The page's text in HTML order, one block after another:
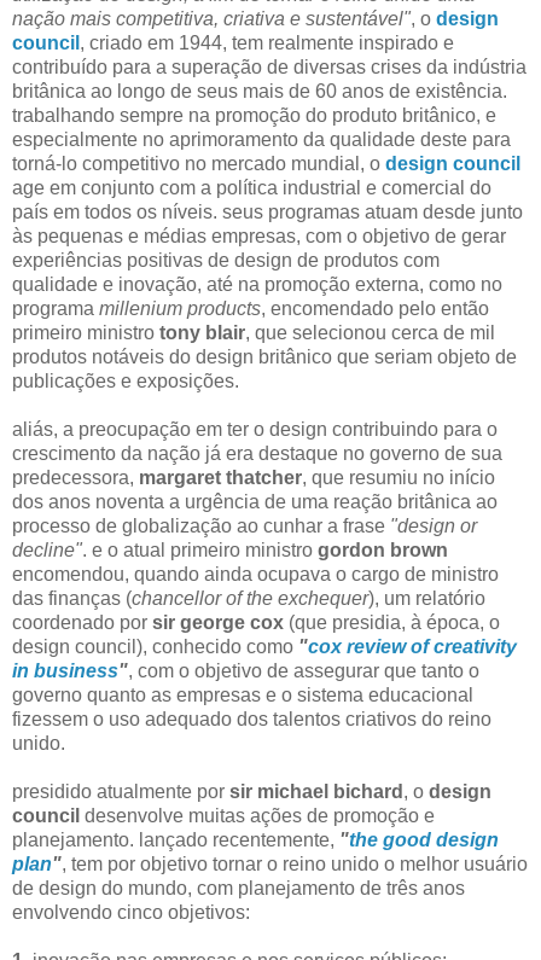
nação mais competitiva, criativa e sustentável", o design
council , criado em 1944, tem realmente inspirado e
contribuído para a superação de diversas crises da indústria
britânica ao longo de seus mais de 60 anos de existência.
trabalhando sempre na promoção do produto britânico, e
especialmente no aprimoramento da qualidade deste para
torná-lo competitivo no mercado mundial, o design council
age em conjunto com a política industrial e comercial do
país em todos os níveis. seus programas atuam desde junto
às pequenas e médias empresas, com o objetivo de gerar
experiências positivas de design de produtos com
qualidade e inovação, até na promoção externa, como no
programa millenium products, encomendado pelo então
primeiro ministro tony blair, que selecionou cerca de mil
produtos notáveis do design britânico que seriam objeto de
publicações e exposições.
aliás, a preocupação em ter o design contribuindo para o
crescimento da nação já era destaque no governo de sua
predecessora, margaret thatcher, que resumiu no início
dos anos noventa a urgência de uma reação britânica ao
processo de globalização ao cunhar a frase "design or
decline". e o atual primeiro ministro gordon brown
encomendou, quando ainda ocupava o cargo de ministro
das finanças (chancellor of the exchequer), um relatório
coordenado por sir george cox (que presidia, à época, o
design council), conhecido como "cox review of creativity
in business", com o objetivo de assegurar que tanto o
governo quanto as empresas e o sistema educacional
fizessem o uso adequado dos talentos criativos do reino
unido.
presidido atualmente por sir michael bichard , o design
council desenvolve muitas ações de promoção e
planejamento. lançado recentemente, "the good design
plan", tem por objetivo tornar o reino unido o melhor usuário
de design do mundo, com planejamento de três anos
envolvendo cinco objetivos: